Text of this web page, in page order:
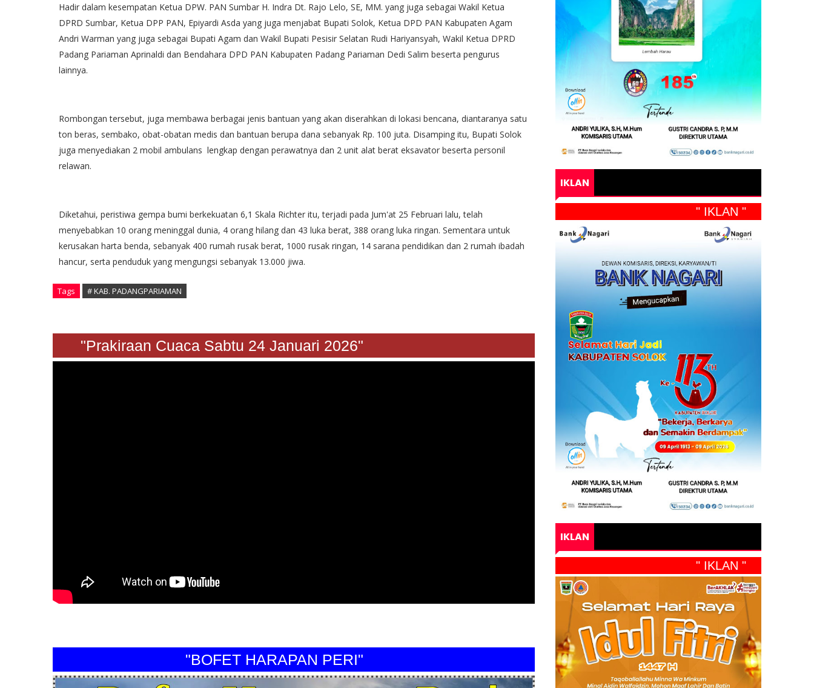
Hadir dalam kesempatan Ketua DPW. PAN Sumbar H. Indra Dt. Rajo Lelo, SE, MM. yang juga sebagai Wakil Ketua
DPRD Sumbar, Ketua DPP PAN, Epiyardi Asda yang juga menjabat Bupati Solok, Ketua DPD PAN Kabupaten Agam
Andri Warman yang juga sebagai Bupati Agam dan Wakil Bupati Pesisir Selatan Rudi Hariyansyah, Wakil Ketua DPRD
Padang Pariaman Aprinaldi dan Bendahara DPD PAN Kabupaten Padang Pariaman Dedi Salim beserta pengurus
lainnya.
Rombongan tersebut, juga membawa berbagai jenis bantuan yang akan diserahkan di lokasi bencana, diantaranya satu
ton beras, sembako, obat-obatan medis dan bantuan berupa dana sebanyak Rp. 100 juta. Disamping itu, Bupati Solok
juga menyediakan 2 mobil ambulans lengkap dengan perawatnya dan 2 unit alat berat eksavator beserta personil
relawan.
Diketahui, peristiwa gempa bumi berkekuatan 6,1 Skala Richter itu, terjadi pada Jum'at 25 Februari lalu, telah
menyebabkan 10 orang meninggal dunia, 4 orang hilang dan 43 luka berat, 388 orang luka ringan. Sementara untuk
kerusakan harta benda, sebanyak 400 rumah rusak berat, 1000 rusak ringan, 14 sarana pendidikan dan 2 rumah ibadah
hancur, serta penduduk yang mengungsi sebanyak 13.000 jiwa.
Tags # KAB. PADANGPARIAMAN
"Prakiraan Cuaca Sabtu 24 Januari 2026"
"BOFET HARAPAN PERI"
IKLAN
" IKLAN "
IKLAN
" IKLAN "